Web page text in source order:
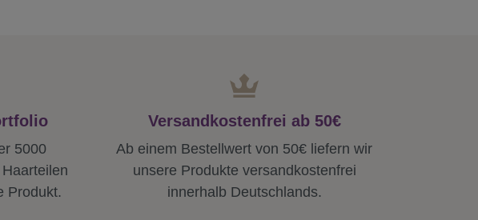
5000
Produkt.
Versandkostenfrei ab 50€
Ab einem Bestellwert von 50€ liefern wir
unsere Produkte versandkostenfrei
innerhalb Deutschlands.